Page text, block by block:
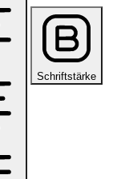
Schriftstärke